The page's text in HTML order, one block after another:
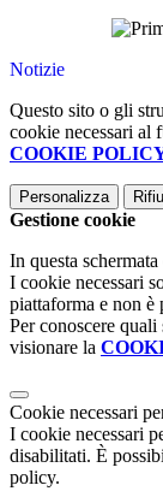
Notizie
Questo sito o gli
cookie necessari al
COOKIE
Personalizza
Gestione cookie
In questa
I cookie necessari
piattaforma e non è
Per conoscere
visionare la
Cookie necessari
I cookie necessari
disabilitati. È
policy.